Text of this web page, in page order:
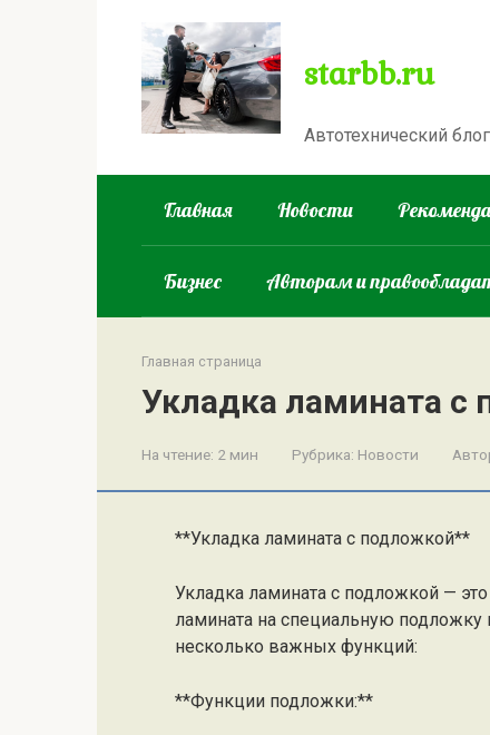
starbb.ru
Автотехнический
Главная Новости
Бизнес Авторам и
Главная страница
Укладка ламината с
На чтение: 2 мин Рубрика: Новости
**Укладка ламината с подложкой**
Укладка ламината с подложкой —
ламината на специальную
несколько важных функций:
**Функции подложки:**